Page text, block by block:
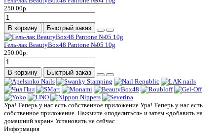
250.00р.
В корзину Быстрый заказ
Гель-лак BeautyBox48 Pantone №05 10g
250.00р.
В корзину Быстрый заказ
Ура! Теперь у нас есть собственное приложение Ура! Теперь у нас есть
собственное приложение. Нажмите «поделиться» и затем «добавить на
домашний экран» Установить не сейчас
Информация